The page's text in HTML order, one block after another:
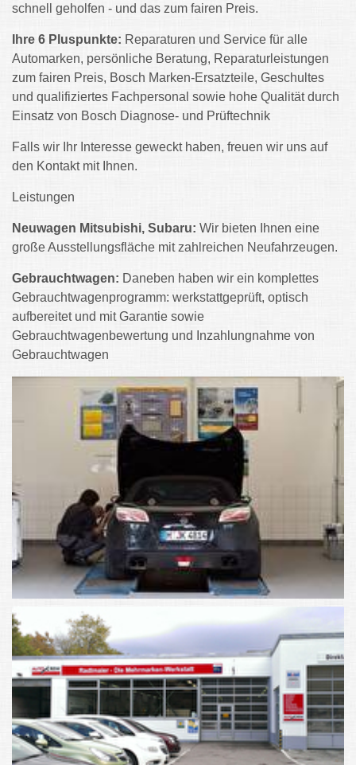
schnell geholfen - und das zum fairen Preis.
Ihre 6 Pluspunkte: Reparaturen und Service für alle
Automarken, persönliche Beratung, Reparaturleistungen
zum fairen Preis, Bosch Marken-Ersatzteile, Geschultes
und qualifiziertes Fachpersonal sowie hohe Qualität durch
Einsatz von Bosch Diagnose- und Prüftechnik
Falls wir Ihr Interesse geweckt haben, freuen wir uns auf
den Kontakt mit Ihnen.
Leistungen
Neuwagen Mitsubishi, Subaru: Wir bieten Ihnen eine
große Ausstellungsfläche mit zahlreichen Neufahrzeugen.
Gebrauchtwagen: Daneben haben wir ein komplettes
Gebrauchtwagenprogramm: werkstattgeprüft, optisch
aufbereitet und mit Garantie sowie
Gebrauchtwagenbewertung und Inzahlungnahme von
Gebrauchtwagen